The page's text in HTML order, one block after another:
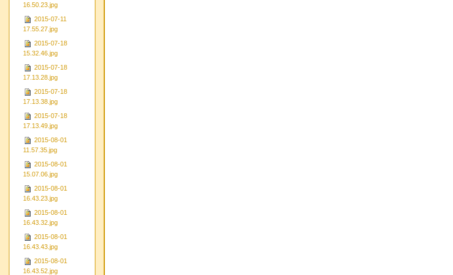
16.50.23.jpg
2015-07-11
17.55.27.jpg
2015-07-18
15.32.46.jpg
2015-07-18
17.13.28.jpg
2015-07-18
17.13.38.jpg
2015-07-18
17.13.49.jpg
2015-08-01
11.57.35.jpg
2015-08-01
15.07.06.jpg
2015-08-01
16.43.23.jpg
2015-08-01
16.43.32.jpg
2015-08-01
16.43.43.jpg
2015-08-01
16.43.52.jpg